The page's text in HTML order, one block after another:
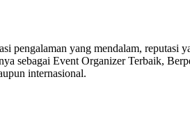
pengalaman yang mendalam, reputasi
sebagai Event Organizer Terbaik,
internasional.